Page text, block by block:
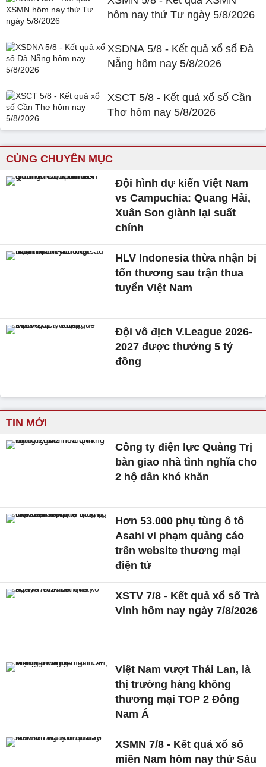
hôm nay thứ Tư ngày 5/8/2026
XSDNA 5/8 - Kết quả xổ số Đà
Nẵng hôm nay 5/8/2026
XSCT 5/8 - Kết quả xổ số Cần
Thơ hôm nay 5/8/2026
CÙNG CHUYÊN MỤC
Đội hình dự kiến Việt Nam
vs Campuchia: Quang Hải,
Xuân Son giành lại suất
chính
HLV Indonesia thừa nhận bị
tổn thương sau trận thua
tuyển Việt Nam
Đội vô địch V.League 2026-
2027 được thưởng 5 tỷ
đồng
TIN MỚI
Công ty điện lực Quảng Trị
bàn giao nhà tình nghĩa cho
2 hộ dân khó khăn
Hơn 53.000 phụ tùng ô tô
Asahi vi phạm quảng cáo
trên website thương mại
điện tử
XSTV 7/8 - Kết quả xổ số Trà
Vinh hôm nay ngày 7/8/2026
Việt Nam vượt Thái Lan, là
thị trường hàng không
thương mại TOP 2 Đông
Nam Á
XSMN 7/8 - Kết quả xổ số
miền Nam hôm nay thứ Sáu